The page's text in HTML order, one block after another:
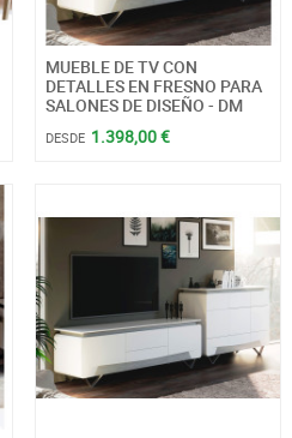
MUEBLE DE TV CON
DETALLES EN FRESNO PARA
SALONES DE DISEÑO - DM
DESDE 1.398,00 €